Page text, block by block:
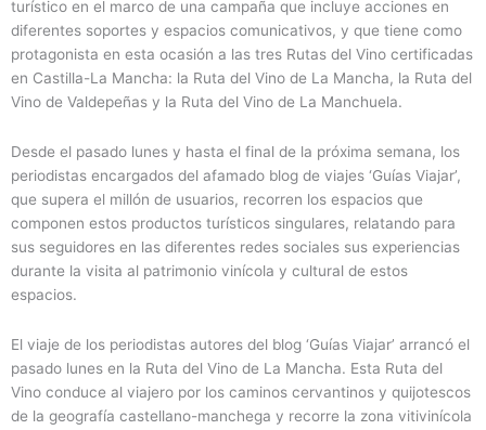
turístico en el marco de una campaña que incluye acciones en
diferentes soportes y espacios comunicativos, y que tiene como
protagonista en esta ocasión a las tres Rutas del Vino certificadas
en Castilla-La Mancha: la Ruta del Vino de La Mancha, la Ruta del
Vino de Valdepeñas y la Ruta del Vino de La Manchuela.
Desde el pasado lunes y hasta el final de la próxima semana, los
periodistas encargados del afamado blog de viajes ‘Guías Viajar’,
que supera el millón de usuarios, recorren los espacios que
componen estos productos turísticos singulares, relatando para
sus seguidores en las diferentes redes sociales sus experiencias
durante la visita al patrimonio vinícola y cultural de estos
espacios.
El viaje de los periodistas autores del blog ‘Guías Viajar’ arrancó el
pasado lunes en la Ruta del Vino de La Mancha. Esta Ruta del
Vino conduce al viajero por los caminos cervantinos y quijotescos
de la geografía castellano-manchega y recorre la zona vitivinícola